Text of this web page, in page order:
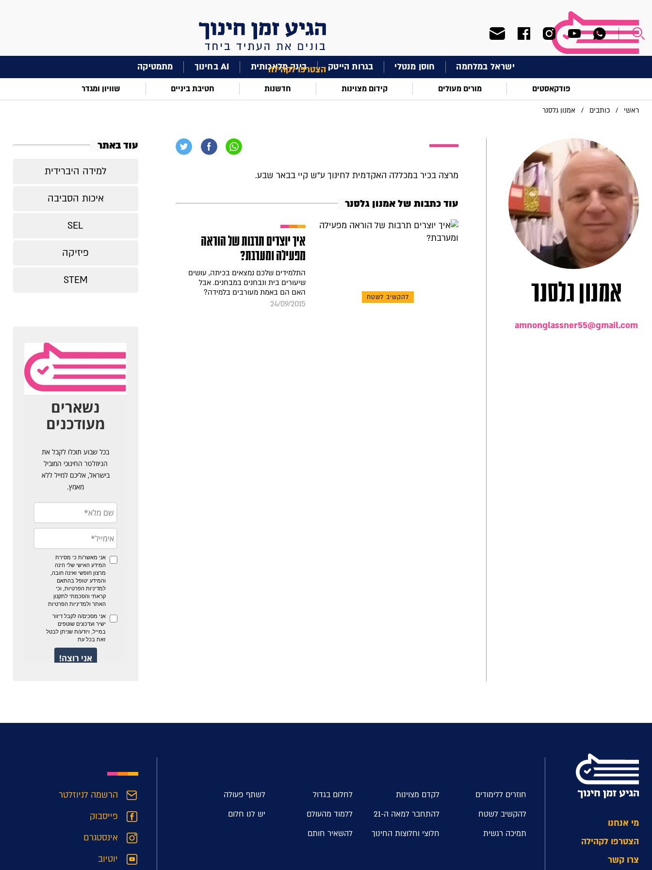
הצטרפו לקהילה ישראל במלחמה חוסן מנטלי בגרות הייטק בינה מלאכותית AI בחינוך מתמטיקה
פודקאסטים מורים מעולים קידום מצוינות חדשנות חטיבת ביניים שוויון ומגדר
ראשי / כותבים / אמנון גלסנר
מרצה בכיר במכללה האקדמית לחינוך ע"ש קיי בבאר שבע.
עוד כתבות של אמנון גלסנר
להקשיב לשטח
איך יוצרים תרבות של הוראה
מפעילה ומערבת?
התלמידים שלכם נמצאים בכיתה, עושים
שיעורים בית ונבחנים במבחנים. אבל
האם הם באמת מעורבים בלמידה?
24/09/2015
אמנון גלסנר
amnonglassner55@gmail.com
עוד באתר
למידה היברידית
איכות הסביבה
SEL
פיזיקה
STEM
מי אנחנו
הצטרפו לקהילה
צרו קשר
חוזרים ללימודים לקדם מצוינות לחלום בגדול
לשתף פעולה
להקשיב לשטח
להתחבר למאה ה-21 ללמוד מהעולם
יש לנו חלום
תמיכה רגשית
חלוצי וחלוצות החינוך להשאיר חותם
הרשמה לניוזלטר
פייסבוק
אינסטגרם
יוטיוב